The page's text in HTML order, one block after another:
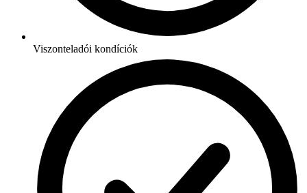
Viszonteladói kondíciók